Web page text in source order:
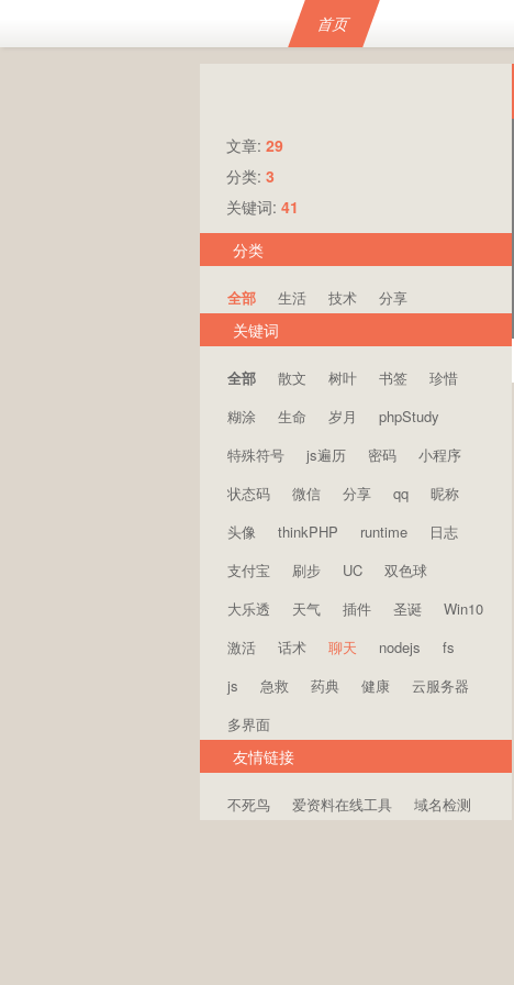
首页
文章:29
分类:3
关键词:41
分类
全部 生活 技术 分享
关键词
全部 散文 树叶 书签
珍惜
糊涂
生命 岁月
phpStudy
特殊符号
js遍历 密码
小程序
状态码
微信 分享 qq
昵称
头像
thinkPHP runtime
日志
支付宝
刷步 UC
双色球
大乐透
天气 插件 圣诞
Win10
激活
话术 聊天 nodejs
fs
js
急救 药典 健康
云服务器
多界面
友情链接
不死鸟 爱资料在线工具 域名检测